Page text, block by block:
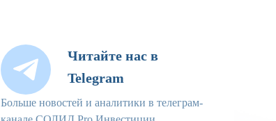
Читайте нас в
Telegram
Больше новостей и аналитики в телеграм-